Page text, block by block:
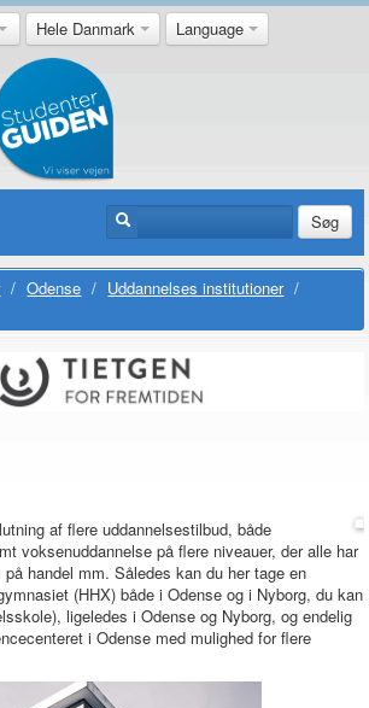
Hele Danmark Language
Søg
/ Odense / Uddannelses institutioner /
af flere uddannelsestilbud, både
voksenuddannelse på flere niveauer, der alle har
handel mm. Således kan du her tage en
(HHX) både i Odense og i Nyborg, du kan
ligeledes i Odense og Nyborg, og endelig
i Odense med mulighed for flere